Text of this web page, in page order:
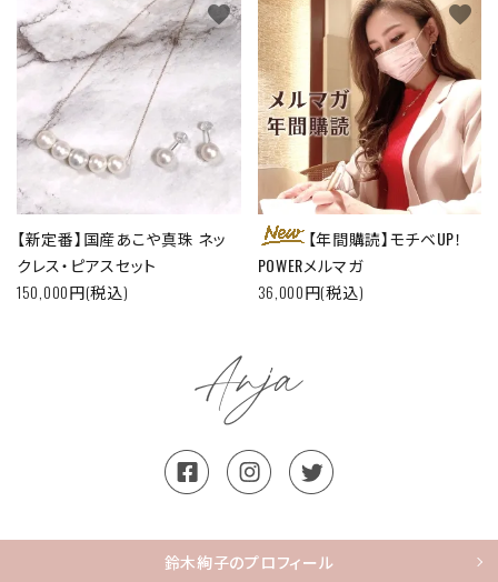
【新定番】国産あこや真珠 ネッ
クレス・ピアスセット
150,000円(税込)
favorite
【年間購読】モチベUP！
POWERメルマガ
36,000円(税込)
favorite
鈴木絢子のプロフィール